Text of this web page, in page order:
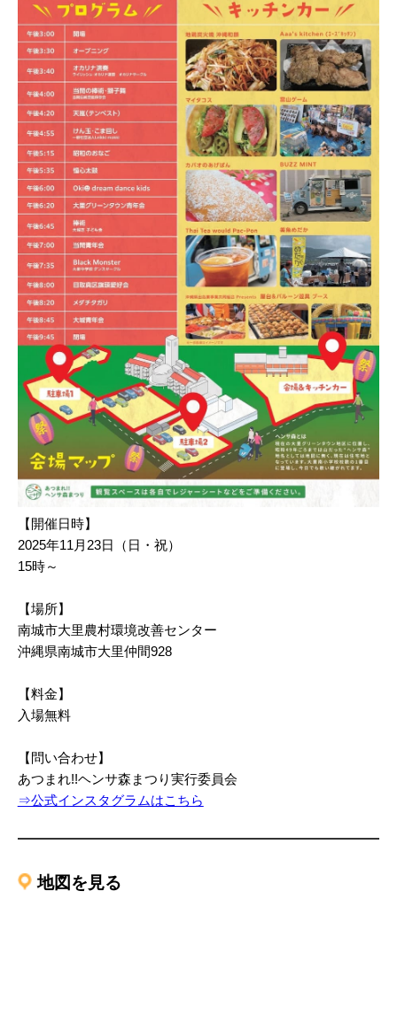
【開催日時】
2025年11月23日（日・祝）
15時～
【場所】
南城市大里農村環境改善センター
沖縄県南城市大里仲間928
【料金】
入場無料
【問い合わせ】
あつまれ!!ヘンサ森まつり実行委員会
⇒公式インスタグラムはこちら
地図を見る